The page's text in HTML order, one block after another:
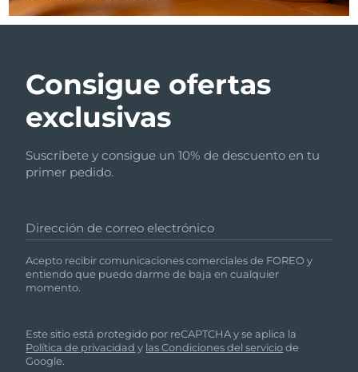
Tailandia 2/2/2026
Emiratos Árabes
Entrega prevista
Estados Unidos
Vietnam Entrega prevista4/2/2026
Consigue ofertas
exclusivas
Suscríbete y consigue un 10% de descuento en tu
primer pedido.
Dirección de correo electrónico
Acepto recibir comunicaciones comerciales de FOREO y
entiendo que puedo darme de baja en cualquier
momento.
Este sitio está protegido por reCAPTCHA y se aplica la
Política de privacidad y las Condiciones del serviciode
Google.